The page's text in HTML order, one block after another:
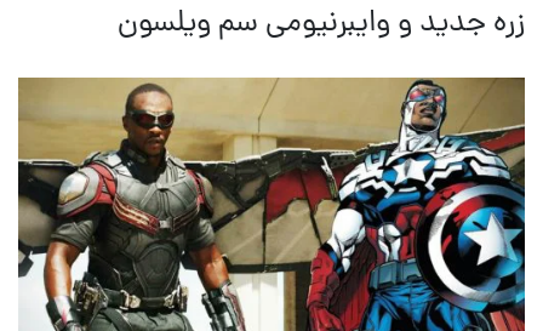
زره جدید و وایبرنیومی سم ویلسون